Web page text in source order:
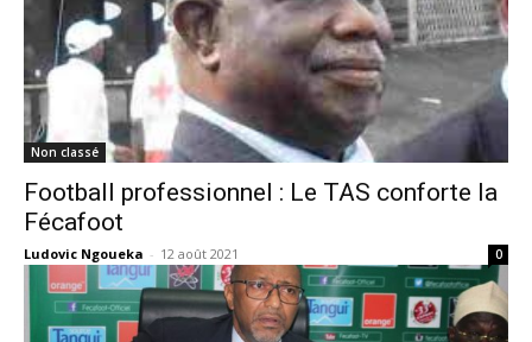
Non classé
Football professionnel : Le TAS conforte la
Fécafoot
Ludovic Ngoueka - 12 août 2021 0